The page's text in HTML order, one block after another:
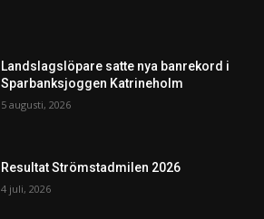
Landslagslöpare satte nya banrekord i
Sparbanksjoggen Katrineholm
5 augusti, 2026
Resultat Strömstadmilen 2026
4 juli, 2026